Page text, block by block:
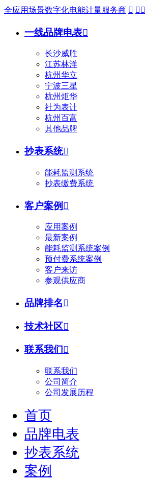
全应用场景数字化电能计量服务商   
一线品牌电表
长沙威胜
江苏林洋
杭州华立
宁波三星
杭州炬华
社为表计
杭州百富
其他品牌
抄表系统
能耗监测系统
抄表缴费系统
客户案例
应用案例
最新案例
能耗监测系统案例
预付费系统案例
客户来访
参观供应商
品牌排名
技术社区
联系我们
联系我们
公司简介
公司发展历程
首页
品牌电表
抄表系统
案例